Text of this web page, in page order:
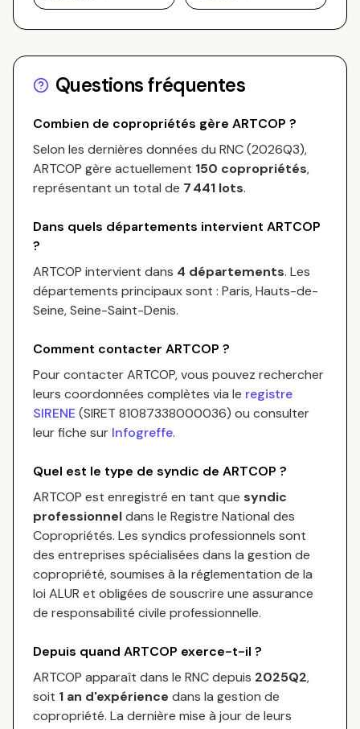
Questions fréquentes
Combien de copropriétés gère ARTCOP ?
Selon les dernières données du RNC (2026Q3),
ARTCOP gère actuellement 150 copropriétés,
représentant un total de 7 441 lots.
Dans quels départements intervient ARTCOP
?
ARTCOP intervient dans 4 départements. Les
départements principaux sont : Paris, Hauts-de-
Seine, Seine-Saint-Denis.
Comment contacter ARTCOP ?
Pour contacterARTCOP, vous pouvez rechercher
leurs coordonnées complètes via le registre
SIRENE (SIRET 81087338000036) ou consulter
leur fiche sur Infogreffe.
Quel est le type de syndic de ARTCOP ?
ARTCOP est enregistré en tant que syndic
professionneldans le Registre National des
Copropriétés. Les syndics professionnels sont
des entreprises spécialisées dans la gestion de
copropriété, soumises à la réglementation de la
loi ALUR et obligées de souscrire une assurance
de responsabilité civile professionnelle.
Depuis quand ARTCOP exerce-t-il ?
ARTCOP apparaît dans le RNC depuis 2025Q2,
soit 1 an d'expérience dans la gestion de
copropriété. La dernière mise à jour de leurs